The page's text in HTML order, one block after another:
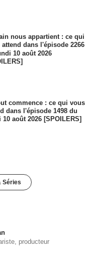
nous appartient : ce qui
attend dans l'épisode 2266
10 août 2026
commence : ce qui vous
dans l'épisode 1498 du
10 août 2026 [SPOILERS]
Séries
producteur